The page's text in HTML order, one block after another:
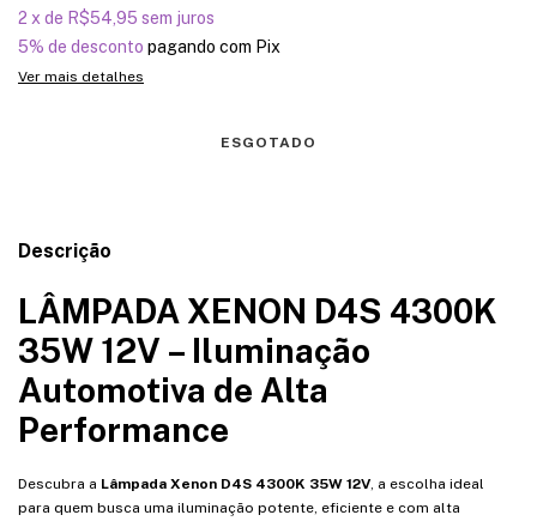
2 x de R$54,95 sem juros
5% de desconto pagando com Pix
Ver mais detalhes
Descrição
LÂMPADA XENON D4S 4300K
35W 12V – Iluminação
Automotiva de Alta
Performance
Descubra a Lâmpada Xenon D4S 4300K 35W 12V , a escolha ideal
para quem busca uma iluminação potente, eficiente e com alta